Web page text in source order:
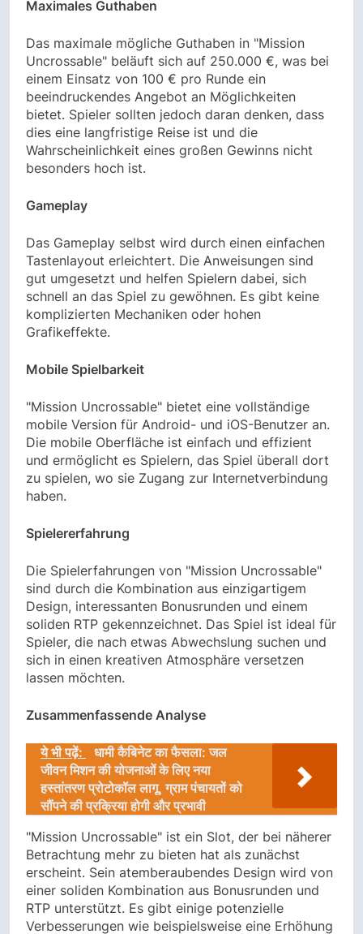
Maximales Guthaben
Das maximale mögliche Guthaben in "Mission
Uncrossable" beläuft sich auf 250.000 €, was bei
einem Einsatz von 100 € pro Runde ein
beeindruckendes Angebot an Möglichkeiten
bietet. Spieler sollten jedoch daran denken, dass
dies eine langfristige Reise ist und die
Wahrscheinlichkeit eines großen Gewinns nicht
besonders hoch ist.
Gameplay
Das Gameplay selbst wird durch einen einfachen
Tastenlayout erleichtert. Die Anweisungen sind
gut umgesetzt und helfen Spielern dabei, sich
schnell an das Spiel zu gewöhnen. Es gibt keine
komplizierten Mechaniken oder hohen
Grafikeffekte.
Mobile Spielbarkeit
"Mission Uncrossable" bietet eine vollständige
mobile Version für Android- und iOS-Benutzer an.
Die mobile Oberfläche ist einfach und effizient
und ermöglicht es Spielern, das Spiel überall dort
zu spielen, wo sie Zugang zur Internetverbindung
haben.
Spielererfahrung
Die Spielerfahrungen von "Mission Uncrossable"
sind durch die Kombination aus einzigartigem
Design, interessanten Bonusrunden und einem
soliden RTP gekennzeichnet. Das Spiel ist ideal für
Spieler, die nach etwas Abwechslung suchen und
sich in einen kreativen Atmosphäre versetzen
lassen möchten.
Zusammenfassende Analyse
ये भी पढ़ें:
धामी कैबिनेट का फैसला: जल
जीवन मिशन की योजनाओं के लिए नया
हस्तांतरण प्रोटोकॉल लागू, ग्राम पंचायतों को
सौंपने की प्रक्रिया होगी और प्रभावी
"Mission Uncrossable" ist ein Slot, der bei näherer
Betrachtung mehr zu bieten hat als zunächst
erscheint. Sein atemberaubendes Design wird von
einer soliden Kombination aus Bonusrunden und
RTP unterstützt. Es gibt einige potenzielle
Verbesserungen wie beispielsweise eine Erhöhung